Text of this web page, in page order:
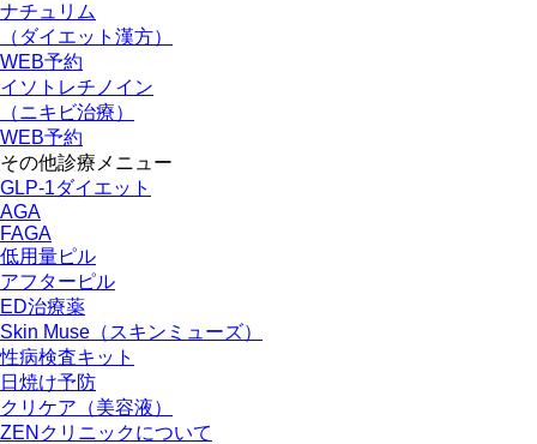
ナチュリム
（ダイエット漢方）
WEB予約
イソトレチノイン
（ニキビ治療）
WEB予約
その他診療メニュー
GLP-1ダイエット
AGA
FAGA
低用量ピル
アフターピル
ED治療薬
Skin Muse（スキンミューズ）
性病検査キット
日焼け予防
クリケア（美容液）
ZENクリニックについて